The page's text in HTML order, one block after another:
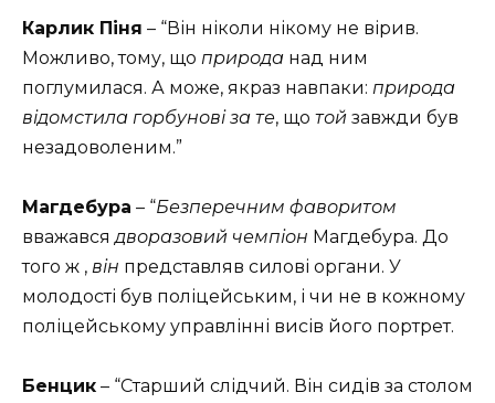
Карлик Піня – “Він ніколи нікому не вірив.
Можливо, тому, що природа над ним
поглумилася. А може, якраз навпаки: природа
відомстила горбунові за те, що той завжди був
незадоволеним.”
Магдебура – “Безперечним фаворитом
вважавсядворазовий чемпіон Магдебура. До
того ж , він представляв силові органи. У
молодості був поліцейським, і чи не в кожному
поліцейському управлінні висів його портрет.
Бенцик – “Старший слідчий. Він сидів за столом